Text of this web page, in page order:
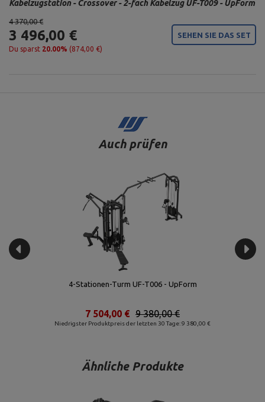
4 370,00 €
3 496,00 €
Du sparst 20.00% (874,00 €)
SEHEN SIE DAS SET
Kabelzugstation - Crossover - 2-fach Kabelzug UF-T009 - UpForm
Auch prüfen
Beinbeuger Maschine US-U010 - UpForm
Niedrigster Produktpreis der letzten 30 Tage: 2 176,00 €
2 450,00 €
1 960,00 €
Ähnliche Produkte